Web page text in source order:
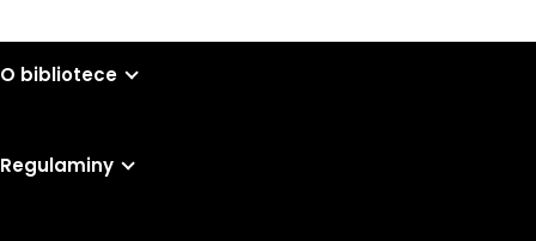
O bibliotece
Regulaminy